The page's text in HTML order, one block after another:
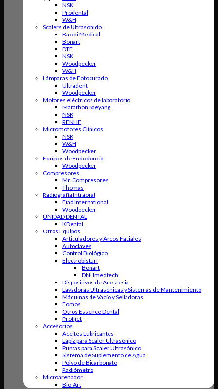
NSK
Prodental
W&H
Scalers de Ultrasonido
Baolai Medical
Bonart
DTE
NSK
Woodpecker
W&H
Lámparas de Fotocurado
Ultradent
Woodpecker
Motores eléctricos de laboratorio
Marathon Saeyang
NSK
RENHE
Micromotores Clínicos
NSK
W&H
Woodpecker
Equipos de Endodoncia
Woodpecker
Compresores
Mr. Compresores
Thomas
Radiografía Intraoral
Fiad International
Woodpecker
UNIDAD DENTAL
KDental
Otros Equipos
Articuladores y Arcos Faciales
Autoclaves
Control Biológico
Electrobisturí
Bonart
DNHmedtech
Dispositivos de Anestesia
Lavadoras Ultrasónicas y Sistemas de Mantenimiento
Máquinas de Vacío y Selladoras
Fomos
Otros Essence Dental
Profijet
Accesorios
Aceites Lubricantes
Lápiz para Scaler Ultrasónico
Puntas para Scaler Ultrasónico
Sistema de Suplemento de Agua
Polvo de Bicarbonato
Radiómetro
Microarenador
Bio-Art